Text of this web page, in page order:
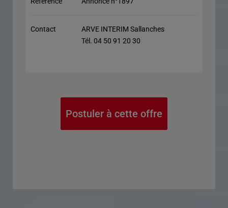
Contact
ARVE INTERIM Sallanches
Tél. 04 50 91 20 30
Postuler à cette offre